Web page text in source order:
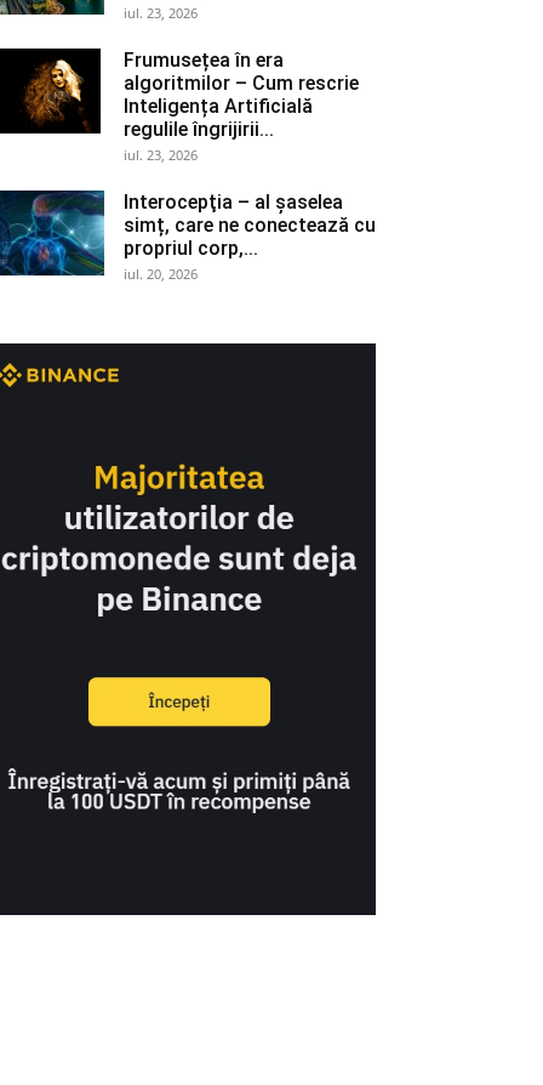
iul. 23, 2026
Frumusețea în era
algoritmilor – Cum rescrie
Inteligența Artificială
regulile îngrijirii...
iul. 23, 2026
Interocepţia – al șaselea
simț, care ne conectează cu
propriul corp,...
iul. 20, 2026